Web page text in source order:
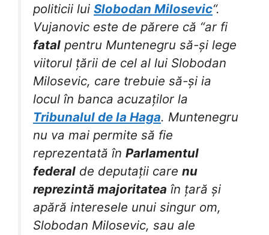
politicii lui Slobodan Milosevic“.
Vujanovic este de părere că “ar fi
fatal pentru Muntenegru să-și lege
viitorul țării de cel al lui Slobodan
Milosevic, care trebuie să-și ia
locul în banca acuzaților la
Tribunalul de la Haga. Muntenegru
nu va mai permite să fie
reprezentată în Parlamentul
federal de deputații care nu
reprezintă majoritatea în țară și
apără interesele unui singur om,
Slobodan Milosevic, sau ale